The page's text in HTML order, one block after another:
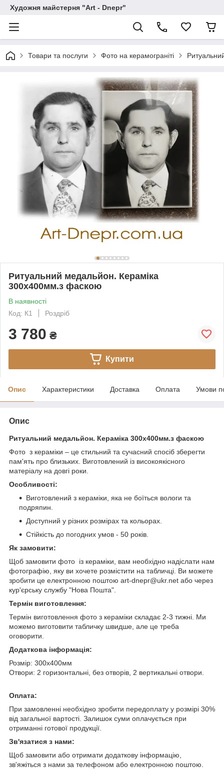
Художня майстерня "Art - Dnepr"
Товари та послуги Фото на керамограніті
Ритуальний медальйон. Кераміка
300х400мм.з фаскою
В наявності
Код: К1
Роздріб
3 780 ₴
Купити
Опис Характеристики Доставка Оплата Умови
Опис
Ритуальний медальйон. Кераміка 300х400мм.з фаскою
Фото з кераміки – це стильний та сучасний спосіб зберегти
пам'ять про близьких. Виготовлений із високоякісного
матеріалу на довгі роки.
Особливості:
Виготовлений з кераміки, яка не боїться вологи та
подряпин.
Доступний у різних розмірах та кольорах.
Стійкість до погодних умов - 50 років.
Як замовити:
Щоб замовити фото із кераміки, вам необхідно надіслати нам
фотографію, яку ви хочете розмістити на табличці. Ви можете
зробити це електронною поштою art-dnepr@ukr.net або через
кур'єрську службу "Нова Пошта".
Термін виготовлення:
Термін виготовлення фото з кераміки складає 2-3 тижні. Ми
можемо виготовити табличку швидше, але це треба
оговорити.
Додаткова інформація:
Розмір: 300х400мм
Отвори: 2 горизонтальні, без отворів, 2 вертикальні отвори.
Оплата:
При замовленні необхідно зробити передоплату у розмірі 30%
від загальної вартості. Залишок суми оплачується при
отриманні готової продукції.
Зв'язатися з нами:
Щоб замовити або отримати додаткову інформацію,
зв'яжіться з нами за телефоном або електронною поштою.